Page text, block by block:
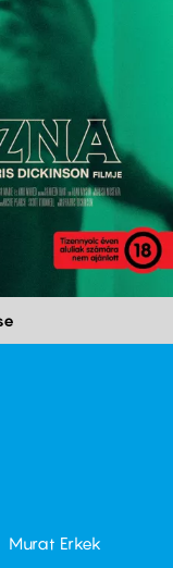
Murat Erkek